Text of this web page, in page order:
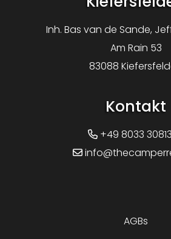
Inh. Bas van de Sande,
Am Rain 53
83088
Kontakt
+49 8033
AGBs